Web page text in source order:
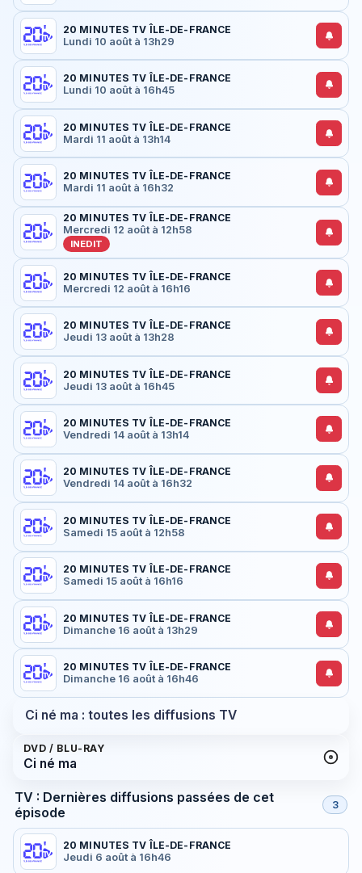
20 MINUTES TV ÎLE-DE-FRANCE
Lundi 10 août à 13h29
20 MINUTES TV ÎLE-DE-FRANCE
Lundi 10 août à 16h45
20 MINUTES TV ÎLE-DE-FRANCE
Mardi 11 août à 13h14
20 MINUTES TV ÎLE-DE-FRANCE
Mardi 11 août à 16h32
20 MINUTES TV ÎLE-DE-FRANCE
Mercredi 12 août à 12h58
INEDIT
20 MINUTES TV ÎLE-DE-FRANCE
Mercredi 12 août à 16h16
20 MINUTES TV ÎLE-DE-FRANCE
Jeudi 13 août à 13h28
20 MINUTES TV ÎLE-DE-FRANCE
Jeudi 13 août à 16h45
20 MINUTES TV ÎLE-DE-FRANCE
Vendredi 14 août à 13h14
20 MINUTES TV ÎLE-DE-FRANCE
Vendredi 14 août à 16h32
20 MINUTES TV ÎLE-DE-FRANCE
Samedi 15 août à 12h58
20 MINUTES TV ÎLE-DE-FRANCE
Samedi 15 août à 16h16
20 MINUTES TV ÎLE-DE-FRANCE
Dimanche 16 août à 13h29
20 MINUTES TV ÎLE-DE-FRANCE
Dimanche 16 août à 16h46
Ci né ma : toutes les diffusions TV
DVD / BLU-RAY
Ci né ma
TV : Dernières diffusions passées de cet
épisode
3
20 MINUTES TV ÎLE-DE-FRANCE
Jeudi 6 août à 16h46